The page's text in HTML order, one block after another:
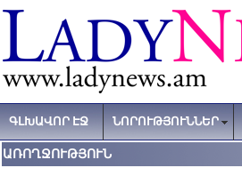
ԳԼԽԱՎՈՐ ԷՋ ՆՈՐՈՒԹՅՈՒՆՆԵՐ
ԱՌՈՂՋՈՒԹՅՈՒՆ